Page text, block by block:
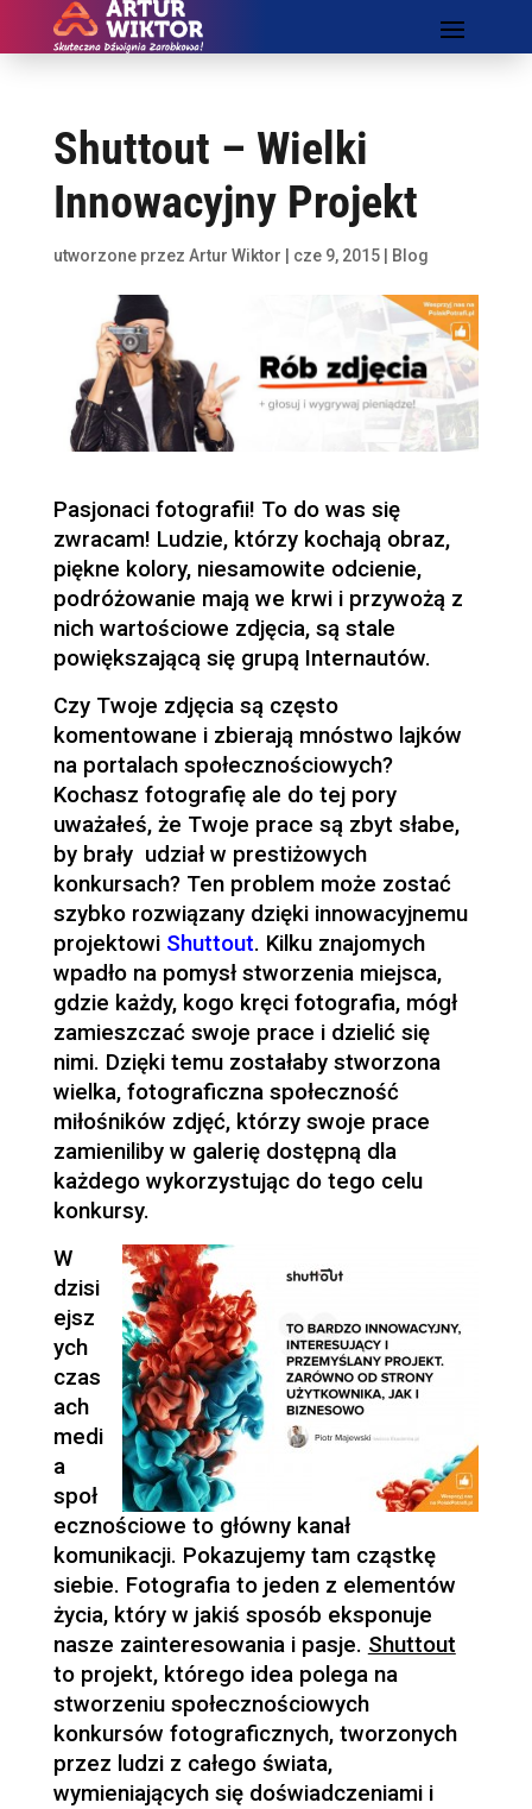
Shuttout – Wielki
Innowacyjny Projekt
utworzone przez Artur Wiktor cze 9, 2015| Blog
Pasjonaci fotografii! To do was się
zwracam! Ludzie, którzy kochają obraz,
piękne kolory, niesamowite odcienie,
podróżowanie mają we krwi i przywożą z
nich wartościowe zdjęcia, są stale
powiększającą się grupą Internautów.
Czy Twoje zdjęcia są często
komentowane i zbierają mnóstwo lajków
na portalach społecznościowych?
Kochasz fotografię ale do tej pory
uważałeś, że Twoje prace są zbyt słabe,
by brały udział w prestiżowych
konkursach? Ten problem może zostać
szybko rozwiązany dzięki innowacyjnemu
projektowi Shuttout. Kilku znajomych
wpadło na pomysł stworzenia miejsca,
gdzie każdy, kogo kręci fotografia, mógł
zamieszczać swoje prace i dzielić się
nimi. Dzięki temu zostałaby stworzona
wielka, fotograficzna społeczność
miłośników zdjęć, którzy swoje prace
zamieniliby w galerię dostępną dla
każdego wykorzystując do tego celu
konkursy.
W
dzisi
ejsz
ych
czas
ach
medi
a
społ
ecznościowe to główny kanał
komunikacji. Pokazujemy tam cząstkę
siebie. Fotografia to jeden z elementów
życia, który w jakiś sposób eksponuje
nasze zainteresowania i pasje. Shuttout
to projekt, którego idea polega na
stworzeniu społecznościowych
konkursów fotograficznych, tworzonych
przez ludzi z całego świata,
wymieniających się doświadczeniami i